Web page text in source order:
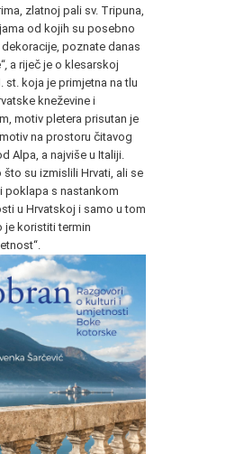
zlatnoj pali sv. Tripuna,
od kojih su posebno
poznate danas
a riječ je o klesarskoj
st. koja je primjetna na tlu
kneževine i
motiv pletera prisutan je
na prostoru čitavog
Alpa, a najviše u Italiji.
što su izmislili Hrvati, ali se
poklapa s nastankom
u Hrvatskoj i samo u tom
je koristiti termin